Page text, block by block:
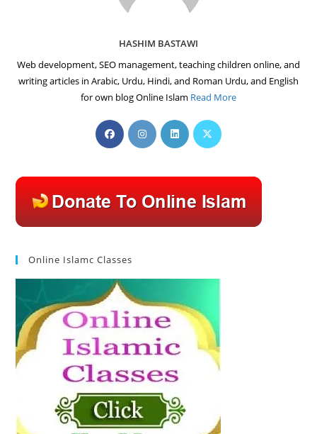
HASHIM BASTAWI
Web development, SEO management, teaching children online, and
writing articles in Arabic, Urdu, Hindi, and Roman Urdu, and English
for own blog Online Islam Read More
Opens
in
new
tab
Opens
in
new
tab
Opens
in
new
tab
Opens
new
tab
Online Islamc Classes